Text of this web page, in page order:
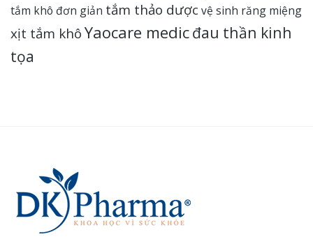
tắm khô đơn giản tắm thảo dược vệ sinh răng miệng
xịt tắm khôYaocare medicđau thần kinh
tọa